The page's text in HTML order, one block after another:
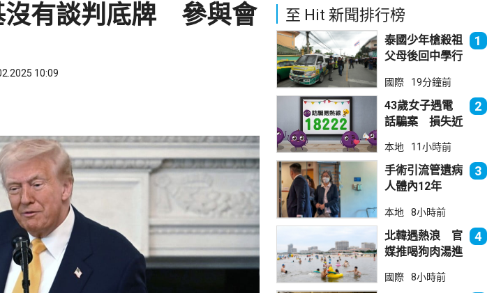
沒有談判底牌 參與會
10:09
至 Hit 新聞排行榜
泰國少年槍殺祖
父母後回中學行
死23傷
1
國際 19分鐘前
43歲女子遇電
話騙案 損失近
2
本地 11小時前
手術引流管遺病
人體內12年
業失當除牌1個
月
3
本地 8小時前
北韓遇熱浪 官
媒推喝狗肉湯進
4
國際 8小時前